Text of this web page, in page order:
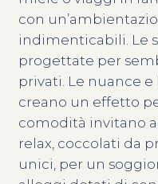
con
indimenticabili. Le
progettate per
privati. Le nuance
creano un effetto
comodità invitano
relax, coccolati da
unici, per un